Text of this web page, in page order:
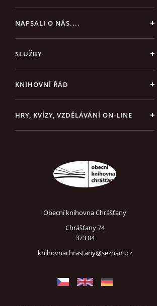
NAPSALI O NÁS....
SLUŽBY
KNIHOVNÍ ŘÁD
HRY, KVÍZY, VZDĚLÁVÁNÍ ON-LINE
Obecní knihovna Chrášťany
Chrášťany 74
373 04
knihovnachrastany@seznam.cz